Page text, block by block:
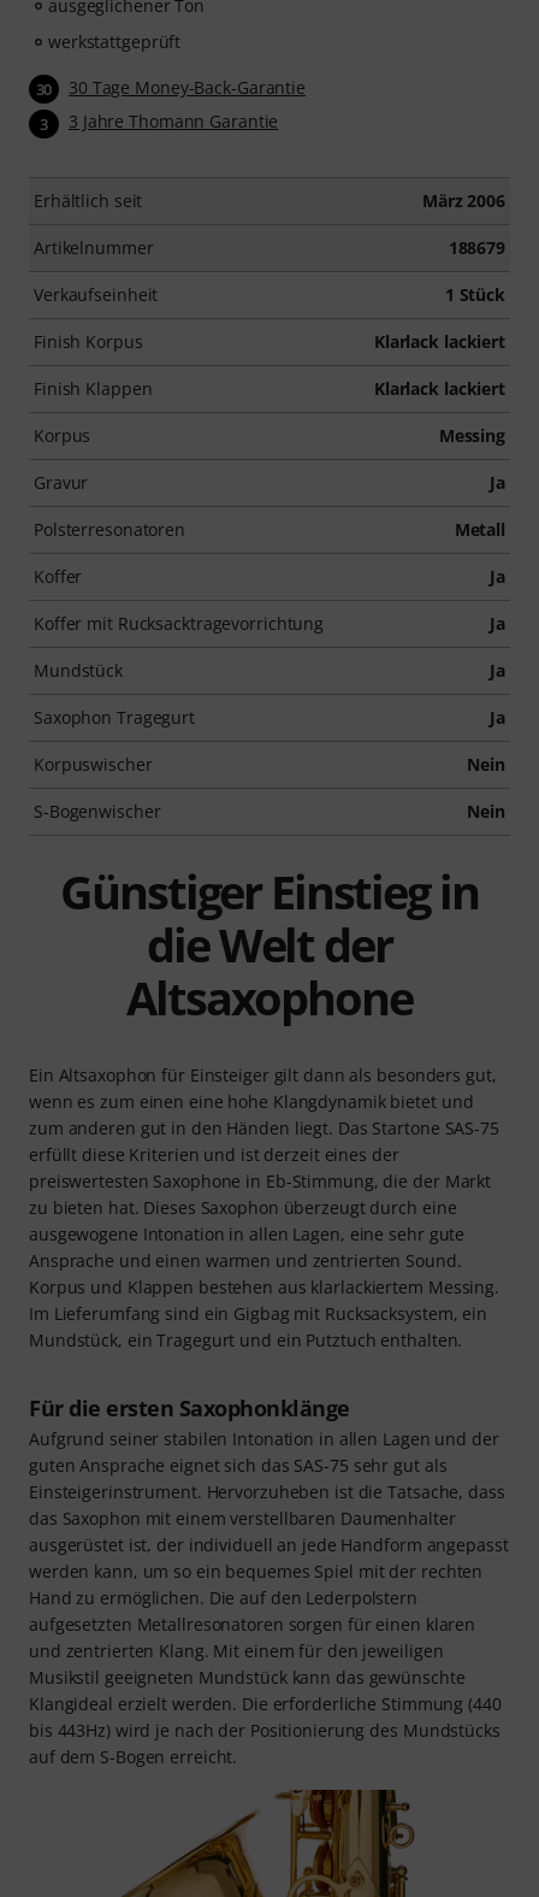
ausgeglichener Ton
werkstattgeprüft
30 30 Tage Money-Back-Garantie
3 3 Jahre Thomann Garantie
Erhältlich seit März 2006
Artikelnummer 188679
Verkaufseinheit 1 Stück
Finish Korpus Klarlack lackiert
Finish Klappen Klarlack lackiert
Korpus Messing
Gravur Ja
Polsterresonatoren Metall
Koffer Ja
Koffer mit Rucksacktragevorrichtung Ja
Mundstück Ja
Saxophon Tragegurt Ja
Korpuswischer Nein
S-Bogenwischer Nein
Günstiger Einstieg in
die Welt der
Altsaxophone
Ein Altsaxophon für Einsteiger gilt dann als besonders gut,
wenn es zum einen eine hohe Klangdynamik bietet und
zum anderen gut in den Händen liegt. Das Startone SAS-75
erfüllt diese Kriterien und ist derzeit eines der
preiswertesten Saxophone in Eb-Stimmung, die der Markt
zu bieten hat. Dieses Saxophon überzeugt durch eine
ausgewogene Intonation in allen Lagen, eine sehr gute
Ansprache und einen warmen und zentrierten Sound.
Korpus und Klappen bestehen aus klarlackiertem Messing.
Im Lieferumfang sind ein Gigbag mit Rucksacksystem, ein
Mundstück, ein Tragegurt und ein Putztuch enthalten.
Für die ersten Saxophonklänge
Aufgrund seiner stabilen Intonation in allen Lagen und der
guten Ansprache eignet sich das SAS-75 sehr gut als
Einsteigerinstrument. Hervorzuheben ist die Tatsache, dass
das Saxophon mit einem verstellbaren Daumenhalter
ausgerüstet ist, der individuell an jede Handform angepasst
werden kann, um so ein bequemes Spiel mit der rechten
Hand zu ermöglichen. Die auf den Lederpolstern
aufgesetzten Metallresonatoren sorgen für einen klaren
und zentrierten Klang. Mit einem für den jeweiligen
Musikstil geeigneten Mundstück kann das gewünschte
Klangideal erzielt werden. Die erforderliche Stimmung (440
bis 443Hz) wird je nach der Positionierung des Mundstücks
auf dem S-Bogen erreicht.